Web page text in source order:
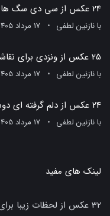
24 عکس از سی دی سگ های نگهبان و بهترین لحظات شیرین آن‌ها
بانازنین لطفی 17 مرداد 1405
25 عکس از ونزدی برای نقاشی ساده و شگفت‌انگیز
بانازنین لطفی 17 مرداد 1405
24 عکس از دلم گرفته ای دوست هوای گریه
بانازنین لطفی 17 مرداد 1405
لینک های مفید
32 عکس از لحظات زیبا برای پروفایل شما